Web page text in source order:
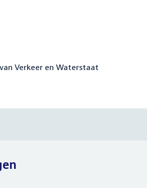
Verkeer en Waterstaat